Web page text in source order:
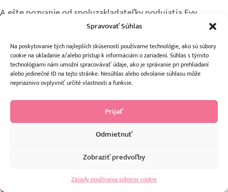
Spravovať Súhlas
Na poskytovanie tých najlepších skúseností používame technológie, ako sú súbory
cookie na ukladanie a/alebo prístup k informáciám o zariadení. Súhlas s týmito
technológiami nám umožní spracovávať údaje, ako je správanie pri prehliadaní
alebo jedinečné ID na tejto stránke. Nesúhlas alebo odvolanie súhlasu môže
nepriaznivo ovplyvniť určité vlastnosti a funkcie.
Prijať
Odmietnuť
Zobraziť predvoľby
Zásady používania súborov cookie
A ešte pozvanie od spoluzakladateľky podujatia Evy
Bacigalovej: „Disciplíny sú nesúťažné. Na Behu pre zdravé
prsia nebude dôležité zvíťaziť, ale zúčastniť sa. Medailami
nebudeme oceňovať iba troch najrýchlejších, ale všetkých,
ktorí na trať vyrazia, dosiahnu cieľ a urobia tak niečo
celkom konkrétne pre svoje zdravie.“
Viac informácií k Behu pre zdravé prsia na projektovej
webstránkewww.behprezdraveprsia.coma na FB stránke
Beh pre zdravé prsia 2022